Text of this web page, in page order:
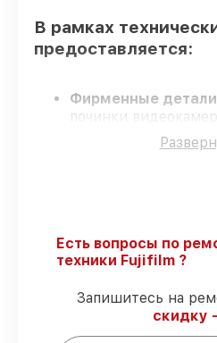
В рамках
предоставляется:
Фирменные детали
починки
только
Опытные мастера
Официальная
восстановление с
Гарантии на
Есть вопросы по
техники Fujifilm ?
Запишитесь на
скидку